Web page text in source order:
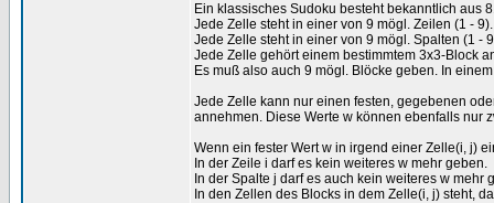
Ein klassisches Sudoku besteht bekanntlich aus
Jede Zelle steht in einer von 9 mögl. Zeilen (1 - 9).
Jede Zelle steht in einer von 9 mögl. Spalten (1 -
Jede Zelle gehört einem bestimmtem 3x3-Block
Es muß also auch 9 mögl. Blöcke geben. In
Jede Zelle kann nur einen festen, gegebenen
annehmen. Diese Werte w können ebenfalls nur
Wenn ein fester Wert w in irgend einer Zelle(i, j)
In der Zeile i darf es kein weiteres w mehr geben.
In der Spalte j darf es auch kein weiteres w mehr
In den Zellen des Blocks in dem Zelle(i, j) steht,